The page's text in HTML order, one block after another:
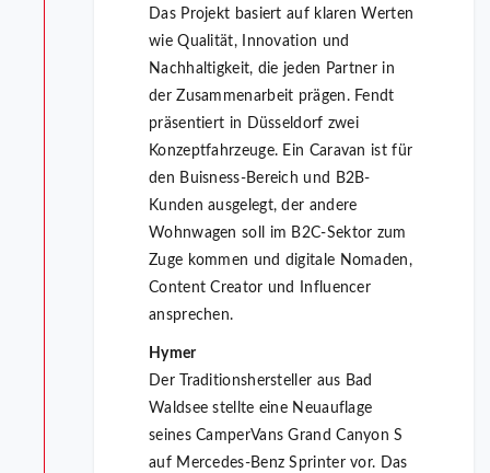
Das Projekt basiert auf klaren Werten
wie Qualität, Innovation und
Nachhaltigkeit, die jeden Partner in
der Zusammenarbeit prägen. Fendt
präsentiert in Düsseldorf zwei
Konzeptfahrzeuge. Ein Caravan ist für
den Buisness-Bereich und B2B-
Kunden ausgelegt, der andere
Wohnwagen soll im B2C-Sektor zum
Zuge kommen und digitale Nomaden,
Content Creator und Influencer
ansprechen.
Hymer
Der Traditionshersteller aus Bad
Waldsee stellte eine Neuauflage
seines CamperVans Grand Canyon S
auf Mercedes-Benz Sprinter vor. Das